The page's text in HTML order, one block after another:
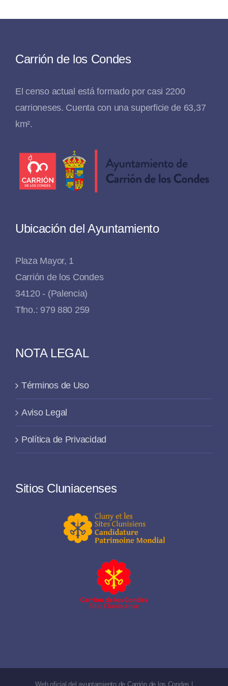
Carrión de los Condes
El censo actual está formado por casi 2200
carrioneses. Cuenta con una superficie de 63,37
km².
Ubicación del Ayuntamiento
Plaza Mayor, 1
Carrión de los Condes
34120 - (Palencia)
Tfno.: 979 880 259
NOTA LEGAL
Términos de Uso
Aviso Legal
Política de Privacidad
Sitios Cluniacenses
Web oficial del ayuntamiento de Carrión de los Condes |